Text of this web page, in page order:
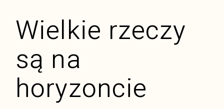
Wielkie rzeczy
są na
horyzoncie